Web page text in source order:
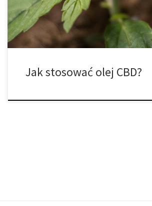
które […]
Jak stosować olej CBD?